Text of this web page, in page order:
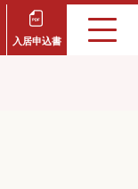
入居申込書